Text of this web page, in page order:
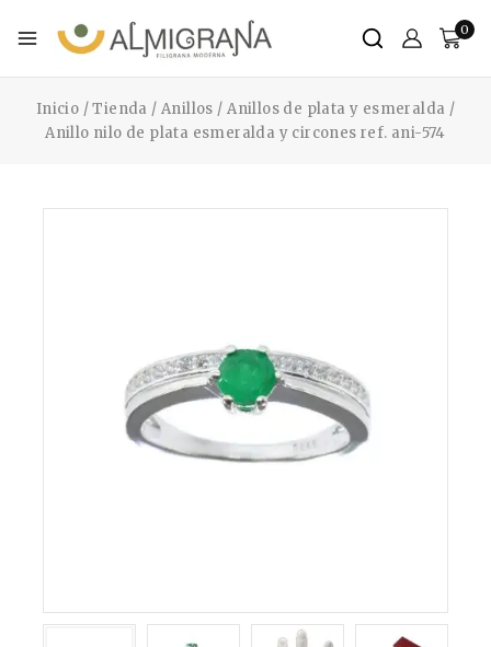
0
Inicio / Tienda / Anillos / Anillos de plata y esmeralda /
Anillo nilo de plata esmeralda y circones ref. ani-574